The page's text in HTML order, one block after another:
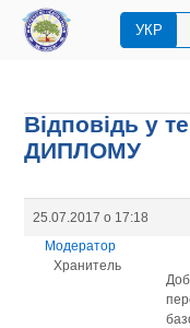
УКР
Відповідь у
ДИПЛОМУ
25.07.2017 о 17:18
Модератор
Хранитель